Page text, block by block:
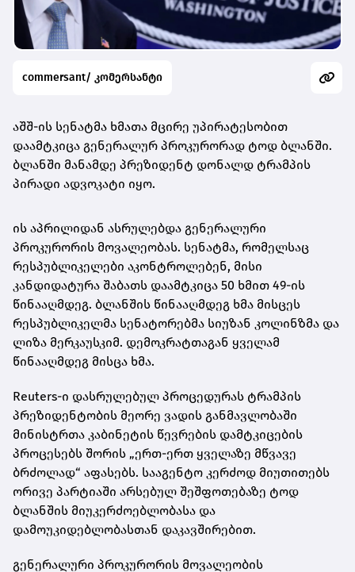
commersant/ კომერსანტი
აშშ-ის სენატმა ხმათა მცირე უპირატესობით
დაამტკიცა გენერალურ პროკურორად ტოდ ბლანში.
ბლანში მანამდე პრეზიდენტ დონალდ ტრამპის
პირადი ადვოკატი იყო.
ის აპრილიდან ასრულებდა გენერალური
პროკურორის მოვალეობას. სენატმა, რომელსაც
რესპუბლიკელები აკონტროლებენ, მისი
კანდიდატურა შაბათს დაამტკიცა 50 ხმით 49-ის
წინააღმდეგ. ბლანშის წინააღმდეგ ხმა მისცეს
რესპუბლიკელმა სენატორებმა სიუზან კოლინზმა და
ლიზა მერკაუსკიმ. დემოკრატთაგან ყველამ
წინააღმდეგ მისცა ხმა.
Reuters-ი დასრულებულ პროცედურას ტრამპის
პრეზიდენტობის მეორე ვადის განმავლობაში
მინისტრთა კაბინეტის წევრების დამტკიცების
პროცესებს შორის „ერთ-ერთ ყველაზე მწვავე
ბრძოლად“ აფასებს. სააგენტო კერძოდ მიუთითებს
ორივე პარტიაში არსებულ შეშფოთებაზე ტოდ
ბლანშის მიუკერძოებლობასა და
დამოუკიდებლობასთან დაკავშირებით.
გენერალური პროკურორის მოვალეობის